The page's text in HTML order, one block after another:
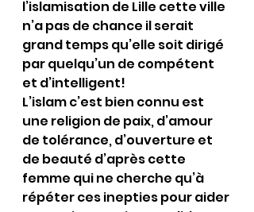
l’islamisation de Lille cette ville
n’a pas de chance il serait
grand temps qu’elle soit dirigé
par quelqu’un de compétent
et d’intelligent!
L’islam c’est bien connu est
une religion de paix, d’amour
de tolérance, d’ouverture et
de beauté d’après cette
femme qui ne cherche qu’à
répéter ces inepties pour aider